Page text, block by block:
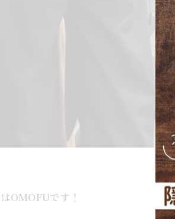
OMOFUです！